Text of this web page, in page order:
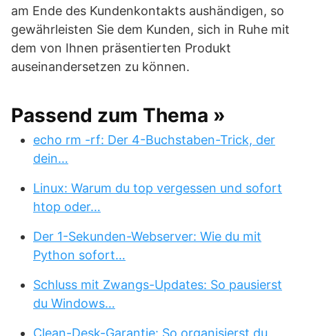
am Ende des Kundenkontakts aushändigen, so
gewährleisten Sie dem Kunden, sich in Ruhe mit
dem von Ihnen präsentierten Produkt
auseinandersetzen zu können.
Passend zum Thema »
echo rm -rf: Der 4-Buchstaben-Trick, der
dein…
Linux: Warum du top vergessen und sofort
htop oder…
Der 1-Sekunden-Webserver: Wie du mit
Python sofort…
Schluss mit Zwangs-Updates: So pausierst
du Windows…
Clean-Desk-Garantie: So organisierst du